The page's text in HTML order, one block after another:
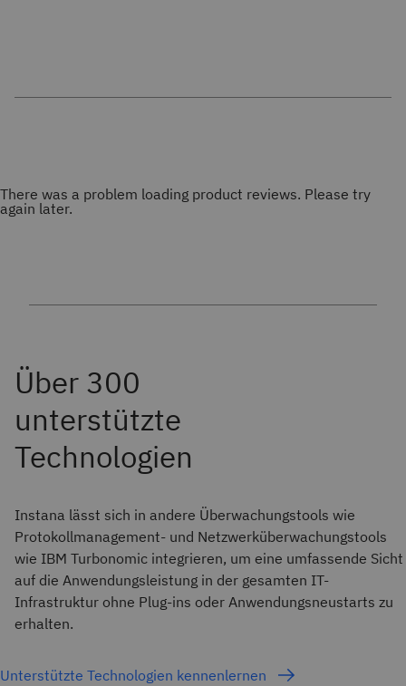
There was a problem loading product reviews. Please try
again later.
Instana lässt sich in andere Überwachungstools wie
Protokollmanagement- und Netzwerküberwachungstools
wie IBM Turbonomic integrieren, um eine umfassende Sicht
auf die Anwendungsleistung in der gesamten IT-
Infrastruktur ohne Plug-ins oder Anwendungsneustarts zu
erhalten.
Unterstützte Technologien kennenlernen